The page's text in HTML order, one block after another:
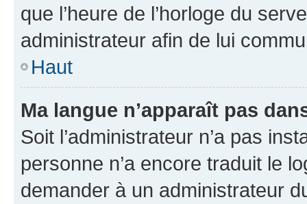
que l’heure de l’horloge du
administrateur afin de lui
Haut
Ma langue n’apparaît pas
Soit l’administrateur n’a pas
personne n’a encore traduit le
demander à un administrateur